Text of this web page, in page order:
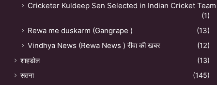
Cricketer Kuldeep Sen Selected in Indian Cricket Team
(1)
Rewa me duskarm (Gangrape )
(13)
Vindhya News (Rewa News ) रीवा की खबर
(12)
शाहडोल
(13)
सतना
(145)